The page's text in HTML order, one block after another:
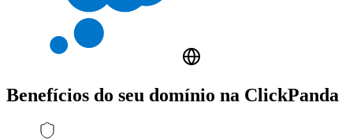
Benefícios do seu domínio na ClickPanda